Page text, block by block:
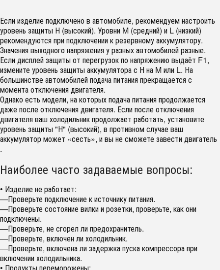
Если изделие подключено в автомобиле, рекомендуем настроить
уровень защиты Н (высокий). Уровни M (средний) и L (низкий)
рекомендуются при подключении к резервному аккумулятору.
Значения выходного напряжения у разных автомобилей разные.
Если дисплей защиты от перегрузок по напряжению выдаёт F1,
измените уровень защиты аккумулятора с Н на M или L. На
большинстве автомобилей подача питания прекращается с
момента отключения двигателя.
Однако есть модели, на которых подача питания продолжается
даже после отключения двигателя. Если после отключения
двигателя ваш холодильник продолжает работать, установите
уровень защиты "Н" (высокий), в противном случае ваш
аккумулятор может «сесть», и вы не сможете завести двигатель
.
Наиболее часто задаваемые вопросы:
• Изделие не работает:
—Проверьте подключение к источнику питания.
—Проверьте состояние вилки и розетки, проверьте, как они
подключены.
—Проверьте, не сгорел ли предохранитель.
—Проверьте, включен ли холодильник.
—Проверьте, включена ли задержка пуска компрессора при
включении холодильника.